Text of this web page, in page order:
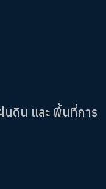
ดิน และ พื้นที่การ